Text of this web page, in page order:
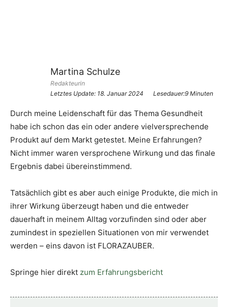
Martina Schulze
Redakteurin
Letztes Update: 18. Januar 2024 Lesedauer:9 Minuten
Durch meine Leidenschaft für das Thema Gesundheit
habe ich schon das ein oder andere vielversprechende
Produkt auf dem Markt getestet. Meine Erfahrungen?
Nicht immer waren versprochene Wirkung und das finale
Ergebnis dabei übereinstimmend.
Tatsächlich gibt es aber auch einige Produkte, die mich in
ihrer Wirkung überzeugt haben und die entweder
dauerhaft in meinem Alltag vorzufinden sind oder aber
zumindest in speziellen Situationen von mir verwendet
werden – eins davon ist FLORAZAUBER.
Springe hier direkt zum Erfahrungsbericht